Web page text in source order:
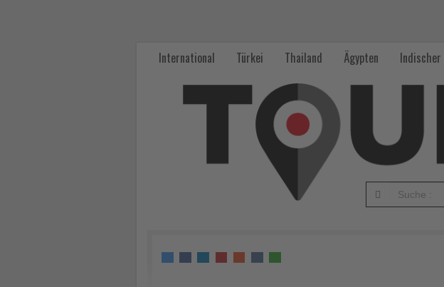
Deutschlandreisen
International Türkei Thailand Ägypten Indischer